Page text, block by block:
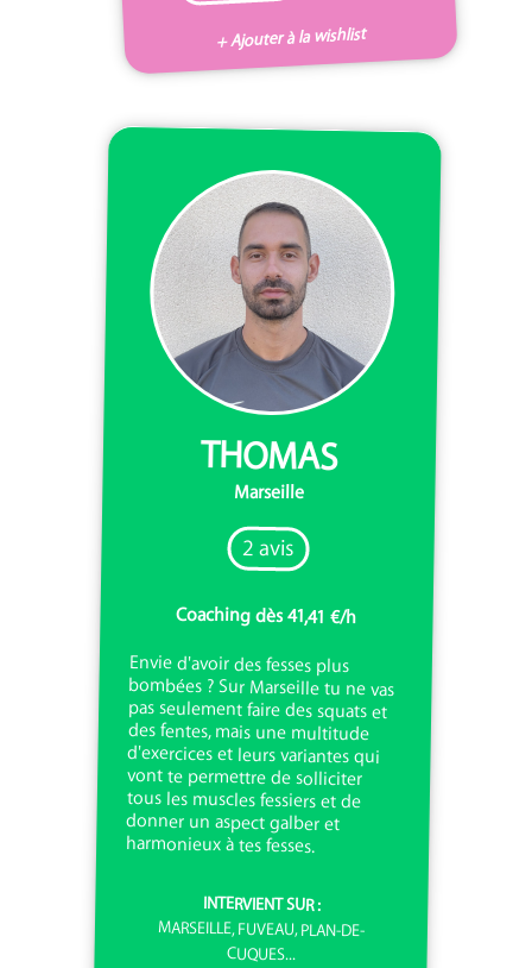
+ Ajouter à la wishlist
THOMAS
Marseille
2 avis
Coaching dès 41,41 €/h
Envie d'avoir des fesses plus
bombées ? Sur Marseille tu ne vas
pas seulement faire des squats et
des fentes, mais une multitude
d'exercices et leurs variantes qui
vont te permettre de solliciter
tous les muscles fessiers et de
donner un aspect galber et
harmonieux à tes fesses.
INTERVIENT SUR :
MARSEILLE, FUVEAU, PLAN-DE-
CUQUES...